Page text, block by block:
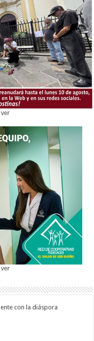
ver
ver
con la diáspora